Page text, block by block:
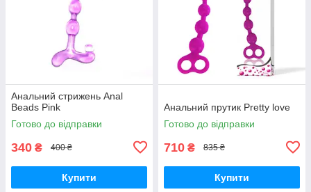
Анальний стрижень Anal
Beads Pink
Готово до відправки
340 ₴ 400 ₴
Купити
Анальний прутик Pretty love
Готово до відправки
710 ₴ 835 ₴
Купити